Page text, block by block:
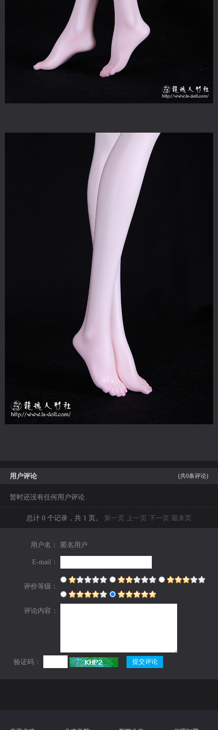
用户评论 (共0条评论)
暂时还没有任何用户评论
总计 0 个记录，共 1 页。 第一页 上一页 下一页 最末页
用户名： 匿名用户
E-mail：
评价等级：
评论内容：
验证码：